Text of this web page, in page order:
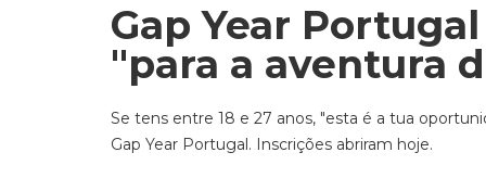
Gap Year
"para a aventura
Se tens entre 18 e 27 anos, "esta é a tua
Gap Year Portugal. Inscrições abriram hoje.